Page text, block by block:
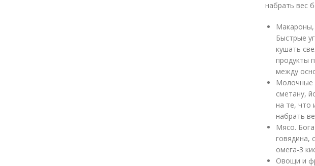
набрать вес
Макароны,
Быстрые
кушать
продукты
между
Молочные
сметану,
на те, что
набрать
Мясо.
говядина,
омега-3
Овощи и